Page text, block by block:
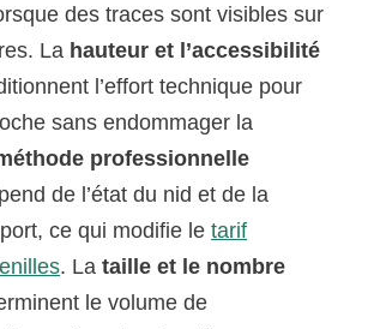
des traces sont visibles sur
La hauteur et l’accessibilité
l’effort technique pour
sans endommager la
professionnelle
de l’état du nid et de la
ce qui modifie letarif
. Lataille et le nombre
le volume de